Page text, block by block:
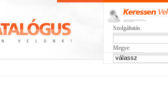
Szolgáltatás:
Megye: